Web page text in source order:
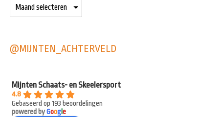
@MIJNTEN_ACHTERVELD
Mijnten Schaats- en Skeelersport
4.8
Gebaseerd op 193 beoordelingen
powered byGooge